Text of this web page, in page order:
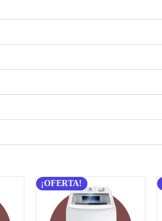
¡OFERTA!